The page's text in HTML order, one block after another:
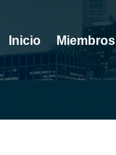
Inicio Miembros